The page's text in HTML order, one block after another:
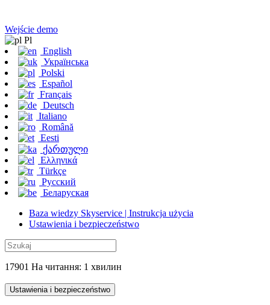
Wejście demo
Pl
English
Українська
Polski
Español
Français
Deutsch
Italiano
Română
Eesti
ქართული
Ελληνικά
Türkçe
Русский
Беларуская
Baza wiedzy Skyservice | Instrukcja użycia
Ustawienia i bezpieczeństwo
17901 На читання: 1 хвилин
Ustawienia i bezpieczeństwo